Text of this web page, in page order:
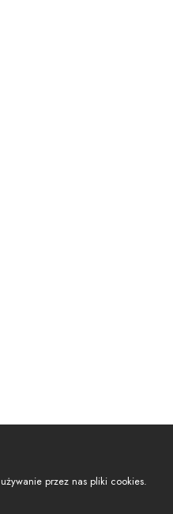
przez nas pliki cookies.